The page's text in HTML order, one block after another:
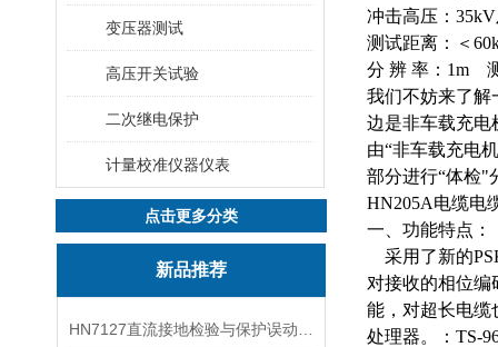
变压器测试
高压开关试验
二次继电保护
计量校准仪器仪表
点击更多分类
新品推荐
冲击高压： 35kV
测试距离：＜
分 辨 率： 1m
我们不妨来了解
边是非车载充电
由“非车载充电
部分进行“体检"
HN205A电缆电
一、功能特点：
采用了新的
对接收的相位
能，对超长电缆
处理器。：TS-